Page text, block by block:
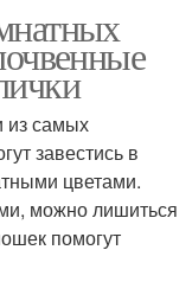
из самых
завестись в
цветами.
можно лишиться
помогут